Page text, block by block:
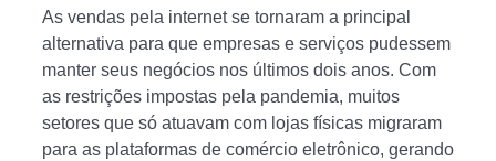
As vendas pela internet se tornaram a principal
alternativa para que empresas e serviços pudessem
manter seus negócios nos últimos dois anos. Com
as restrições impostas pela pandemia, muitos
setores que só atuavam com lojas físicas migraram
para as plataformas de comércio eletrônico, gerando